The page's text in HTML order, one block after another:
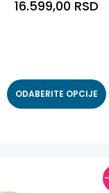
16.599,00 RSD
ODABERITE OPCIJE